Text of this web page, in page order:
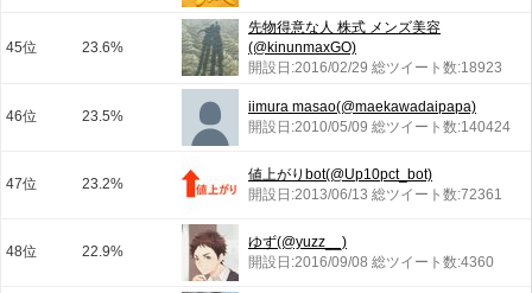
45位 23.6%
先物得意な人 株式 メンズ美容
(@kinunmaxGO)
開設日:2016/02/29 総ツイート数:18923
46位 23.5%
iimura masao(@maekawadaipapa)
開設日:2010/05/09 総ツイート数:140424
47位 23.2%
値上がりbot(@Up10pct_bot)
開設日:2013/06/13 総ツイート数:72361
48位 22.9%
ゆず(@yuzz__)
開設日:2016/09/08 総ツイート数:4360